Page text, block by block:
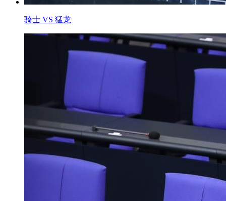
骑士 VS 猛龙